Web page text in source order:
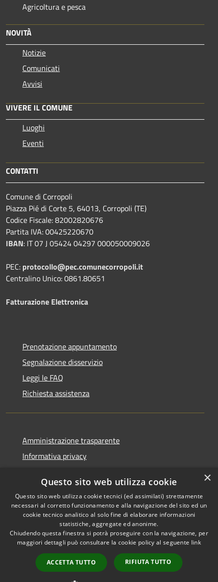
Agricoltura e pesca
NOVITÀ
Notizie
Comunicati
Avvisi
VIVERE IL COMUNE
Luoghi
Eventi
CONTATTI
Comune di Corropoli
Piazza Pié di Corte 5, 64013, Corropoli (TE)
Codice Fiscale: 82002820676
Partita IVA: 00425220670
IBAN: IT 07 J 05424 04297 000050009026
PEC: protocollo@pec.comunecorropoli.it
Centralino Unico: 0861.80651
Fatturazione Elettronica
Prenotazione appuntamento
Segnalazione disservizio
Leggi le FAQ
Richiesta assistenza
Amministrazione trasparente
Informativa privacy
Dichiarazione di accessibilità
RSS
Accessibilità
Copyright © 2026 • Comune di
Corropoli • Powered by
Municipium•
Accesso
redazione
×
Questo sito web utilizza cookie
Questo sito web utilizza cookie tecnici (ed assimilati) strettamente
necessari al corretto funzionamento e alla navigazione del sito ed un
cookie tecnico analitico al solo fine di elaborare informazioni
statistiche, aggregate ed anonime.
Chiudendo questa finestra si potrà proseguire con la navigazione, per
maggiori dettagli può consultare la cookie policy al seguente link
ACCETTA TUTTO RIFIUTA TUTTO